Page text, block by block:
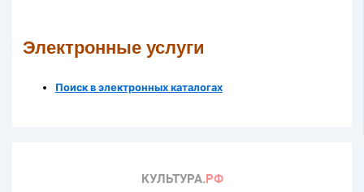
Электронные услуги
Поиск в электронных каталогах